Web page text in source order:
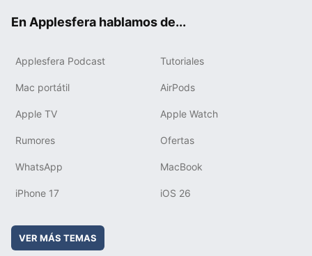
En Applesfera hablamos de...
Applesfera Podcast Tutoriales
Mac portátil AirPods
Apple TV Apple Watch
Rumores Ofertas
WhatsApp MacBook
iPhone 17 iOS 26
VER MÁS TEMAS